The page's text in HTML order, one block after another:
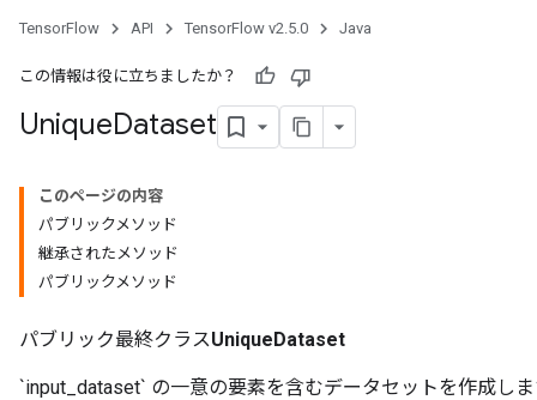
TensorFlow API TensorFlow v2.5.0 Java
この情報は役に立ちましたか？
UniqueDataset
このページの内容
パブリックメソッド
継承されたメソッド
パブリックメソッド
パブリック最終クラスUniqueDataset
`input_dataset` の一意の要素を含むデータセットを作成しま